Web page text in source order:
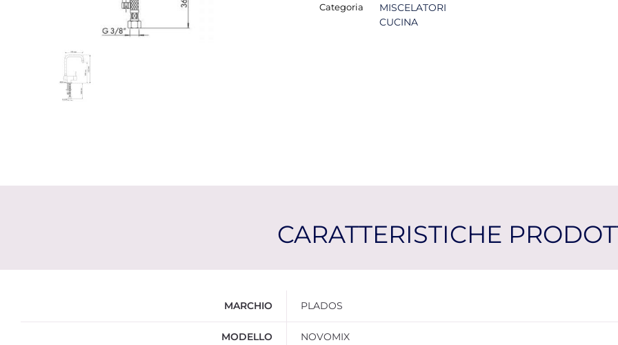
Categoria
MISCELATORI
CUCINA
CARATTERISTICHE
MARCHIO PLADOS
MODELLO NOVOMIX